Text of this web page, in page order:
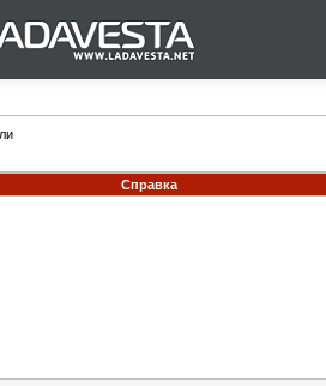
Справка